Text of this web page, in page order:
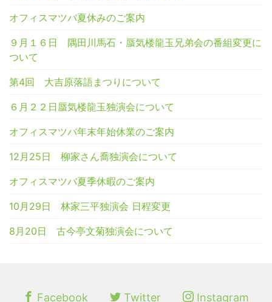
オフィスマツバ夏休みのご案内
９月１６日 隅田川馬石・蜃気楼龍玉兄弟会の番組変更に
ついて
第4回 大吉原落語まつりについて
６月２２日蜃気楼龍玉独演会について
オフィスマツバ年末年始休業のご案内
12月25日 柳家さん喬独演会について
オフィスマツバ夏季休暇のご案内
10月29日 林家三平独演会 日程変更
8月20日 古今亭文菊独演会について
Facebook Twitter Instagram